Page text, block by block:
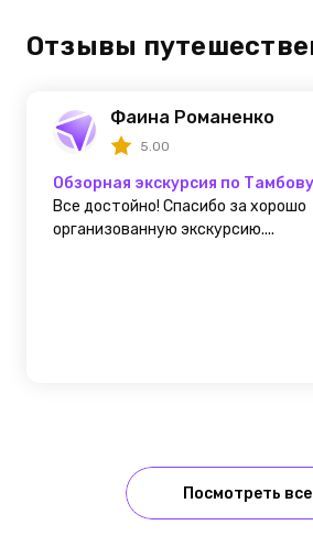
Отзывы
Фаина Романенко
5.00
Обзорная экскурсия по Тамбову
Все достойно! Спасибо за хорошо
организованную экскурсию....
Посмотреть все